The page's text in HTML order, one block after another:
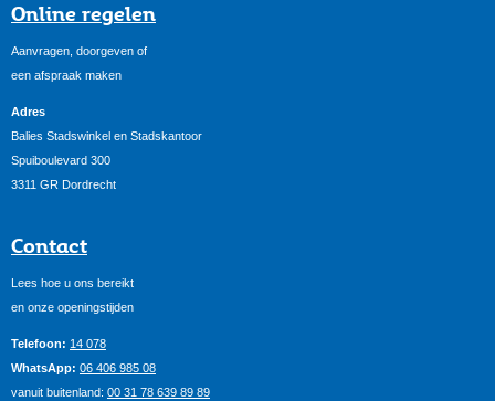
Online regelen
Aanvragen, doorgeven of
een afspraak maken
Adres
Balies Stadswinkel en Stadskantoor
Spuiboulevard 300
3311 GR Dordrecht
Contact
Lees hoe u ons bereikt
en onze openingstijden
Telefoon: 14 078
WhatsApp: 06 406 985 08
vanuit buitenland: 00 31 78 639 89 89